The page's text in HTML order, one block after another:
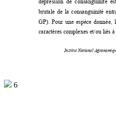
dépression de consanguinité
brutale de la consanguinité
GP). Pour une espèce donnée,
caractères complexes et/ou liés
Institut National
6